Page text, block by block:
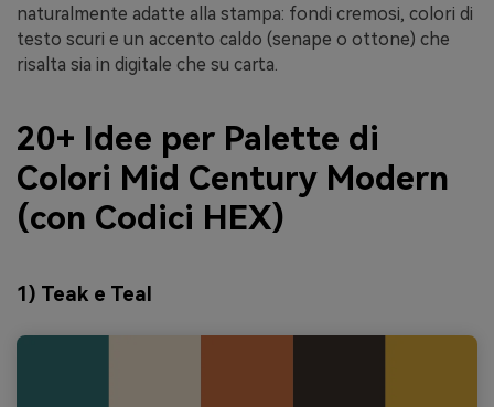
naturalmente adatte alla stampa: fondi cremosi, colori di
testo scuri e un accento caldo (senape o ottone) che
risalta sia in digitale che su carta.
20+ Idee per Palette di
Colori Mid Century Modern
(con Codici HEX)
1) Teak e Teal